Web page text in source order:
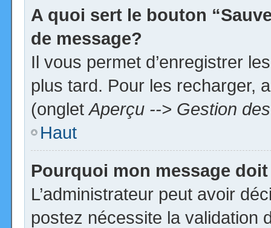
A quoi sert le bouton
de message?
Il vous permet d’enregistrer
plus tard. Pour les recharger,
(ongletAperçu --> Gestion
Haut
Pourquoi mon message
L’administrateur peut avoir
postez nécessite la validation